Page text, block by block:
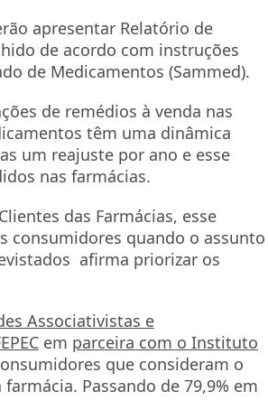
apresentar Relatório de
de acordo com instruções
de Medicamentos (Sammed).
de remédios à venda nas
têm uma dinâmica
um reajuste por ano e esse
nas farmácias.
das Farmácias, esse
consumidores quando o assunto
afirma priorizar os
Associativistas e
em parceira com o Instituto
que consideram o
Passando de 79,9% em